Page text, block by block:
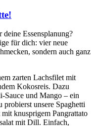
Essensplanung?
für dich: vier neue
sondern auch ganz
zarten Lachsfilet mit
Kokosreis. Dazu
Sauce und Mango – ein
unsere Spaghetti
knusprigem Pangrattato
mit Dill. Einfach,